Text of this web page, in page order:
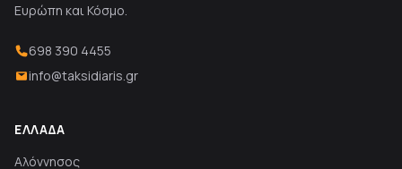
Ευρώπη και Κόσμο.
698 390 4455
info@taksidiaris.gr
ΕΛΛΆΔΑ
Αλόννησος